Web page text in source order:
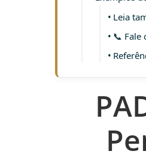
Leia
📞 Fale